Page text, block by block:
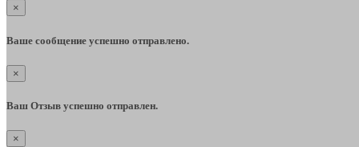
×
Ваше сообщение успешно отправлено.
×
Ваш Отзыв успешно отправлен.
×